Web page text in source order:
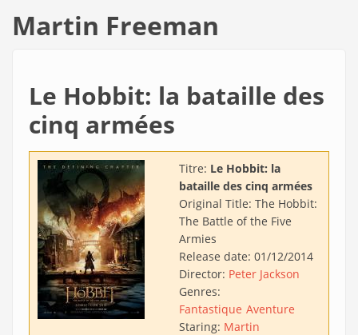
Martin Freeman
Le Hobbit: la bataille des
cinq armées
Titre: Le Hobbit: la
bataille des cinq armées
Original Title: The Hobbit:
The Battle of the Five
Armies
Release date: 01/12/2014
Director: Peter Jackson
Genres:
Fantastique Aventure
Staring: Martin